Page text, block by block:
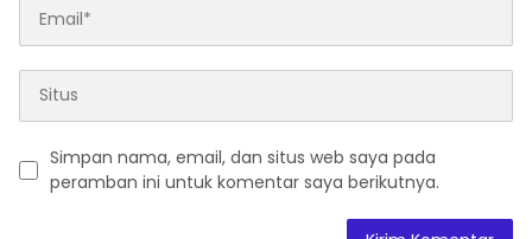
Simpan nama, email, dan situs web saya pada
peramban ini untuk komentar saya berikutnya.